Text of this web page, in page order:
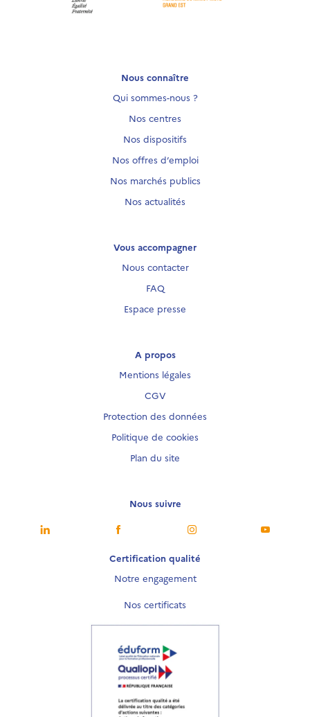
Nous connaître
Qui sommes-nous ?
Nos centres
Nos dispositifs
Nos offres d’emploi
Nos marchés publics
Nos actualités
Vous accompagner
Nous contacter
FAQ
Espace presse
A propos
Mentions légales
CGV
Protection des données
Politique de cookies
Plan du site
Nous suivre
Certification qualité
Notre engagement
Nos certificats